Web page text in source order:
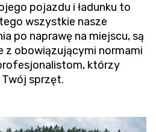
pojazdu i ładunku to
wszystkie nasze
po naprawę na miejscu, są
z obowiązującymi normami
którzy
sprzęt.